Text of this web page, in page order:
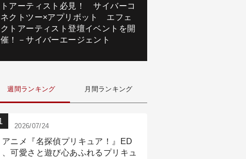
トアーティスト必見！ サイバーコ
ネクトツー×アプリボット エフェ
クトアーティスト登壇イベントを開
催！－サイバーエージェント
週間ランキング 月間ランキング
2026/07/24
アニメ『名探偵プリキュア！』ED
、可愛さと遊び心あふれるプリキュ